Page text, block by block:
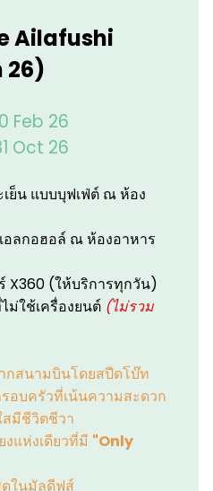
Ailafushi
26)
Feb 26
Oct 26
เย็น แบบบุฟเฟ่ต์ ณ ห้อง
อลกอฮอล์ ณ ห้องอาหาร
X360 (ให้บริการทุกวัน)
ม่ใช้เครื่องยนต์ (ไม่รวม
ากสนามบินโดยสปีดโบ๊ท
อบครัวที่เน้นความสะดวก
มีชีวิตชีวา
งแห่งเดียวที่มี "Only
ในมัลดีฟส์